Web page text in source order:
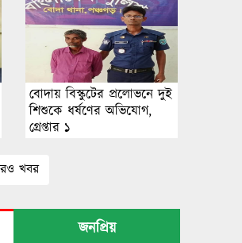
বোদায় বিস্কুটের প্রলোভনে দুই
শিশুকে ধর্ষণের অভিযোগ,
গ্রেপ্তার ১
খবর
জনপ্রিয়